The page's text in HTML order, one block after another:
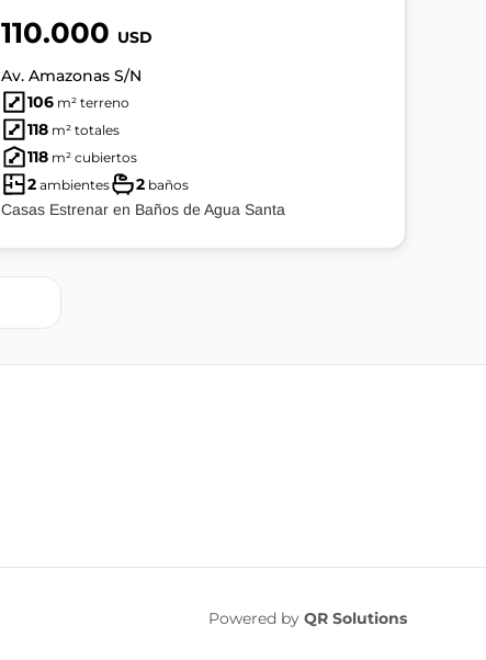
110.000 USD
Av. Amazonas S/N
106 m² terreno
118 m² totales
118 m² cubiertos
2 ambientes 2 baños
Casas Estrenar en Baños de Agua Santa
Powered by QR Solutions